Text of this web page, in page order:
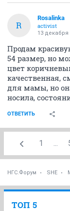
R
Rosalinka
activist
13 декабря
Продам
54 размер, но
цвет
качественная,
для мамы, но
носила,
ОТВЕТИТЬ
1 ...
НГС.Форум SHE
ТОП 5